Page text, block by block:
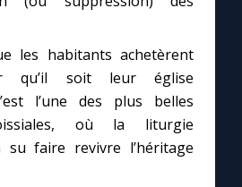
du mois
nœuds
par Marie
les habitants achetèrent
qu’il soit leur église
l’une des plus belles
où la liturgie
su faire revivre l’héritage